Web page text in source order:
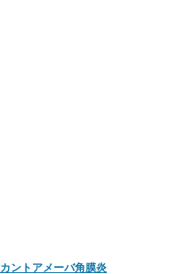
ントアメーバ角膜炎